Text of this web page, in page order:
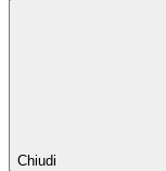
Chiudi